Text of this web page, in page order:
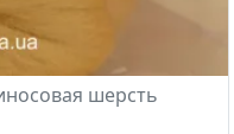
шерсть